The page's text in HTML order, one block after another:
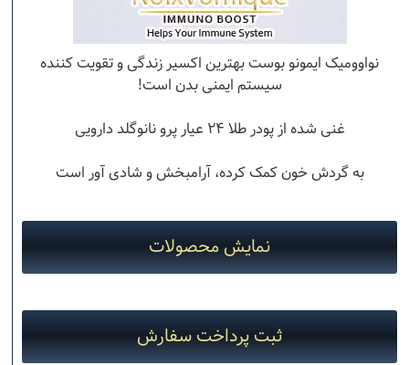
نواوومیک ایمونو بوست بهترین اکسیر زندگی و تقویت کننده
سیستم ایمنی بدن است!
غنی شده از پودر طلا ۲۴ عیار پرو نانوگلد دارویی
به گردش خون کمک کرده، آرامبخش و شادی آور است
نمایش محصولات
ثبت پرداخت سفارش